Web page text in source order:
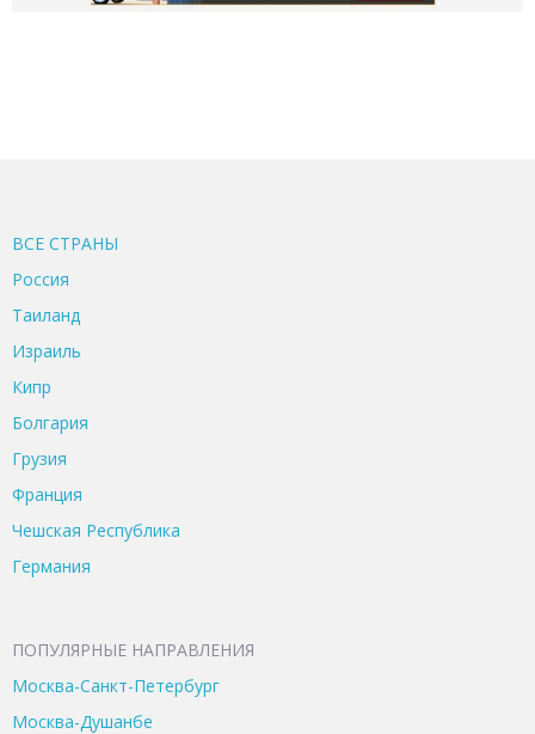
ВСЕ CТРАНЫ
Россия
Таиланд
Израиль
Кипр
Болгария
Грузия
Франция
Чешская Республика
Германия
ПОПУЛЯРНЫЕ НАПРАВЛЕНИЯ
Москва-Санкт-Петербург
Москва-Душанбе